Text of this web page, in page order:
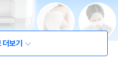
보기